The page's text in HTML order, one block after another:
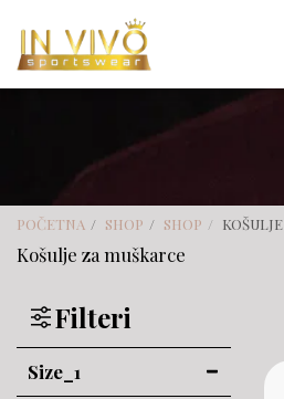
POČETNA SHOP SHOP KOŠULJE
Košulje za muškarce
Filteri
Size_1